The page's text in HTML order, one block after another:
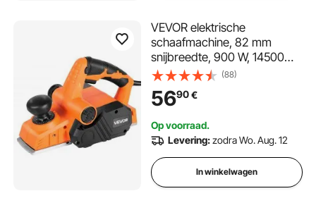
VEVOR elektrische
schaafmachine, 82 mm
snijbreedte, 900 W, 14500
tpm, handschaafmachine
voor hout, met instelbare
snijdiepte, 2 messen, voor
doe-het-zelfprojecten,
schaafmachine
(88)
5690€
Op voorraad.
Levering:zodra Wo. Aug. 12
In winkelwagen